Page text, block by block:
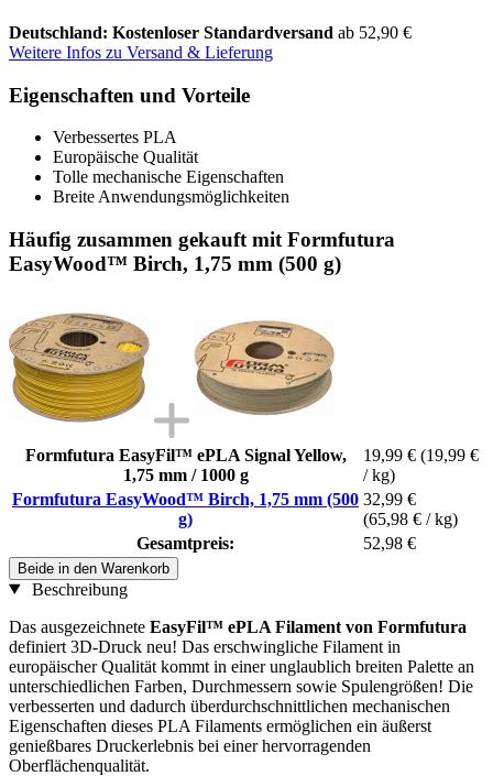
Deutschland: Kostenloser Standardversand ab 52,90 €
Weitere Infos zu Versand & Lieferung
Eigenschaften und Vorteile
Verbessertes PLA
Europäische Qualität
Tolle mechanische Eigenschaften
Breite Anwendungsmöglichkeiten
Häufig zusammen gekauft mit Formfutura
EasyWood™ Birch, 1,75 mm (500 g)
Formfutura EasyFil™ ePLA Signal Yellow,
1,75 mm / 1000 g
19,99 € (19,99 €
/ kg)
Formfutura EasyWood™ Birch, 1,75 mm (500
g)
32,99 €
(65,98 € / kg)
Gesamtpreis:
52,98 €
Beide in den Warenkorb
Beschreibung
Das ausgezeichnete EasyFil™ ePLA Filament von Formfutura
definiert 3D-Druck neu! Das erschwingliche Filament in
europäischer Qualität kommt in einer unglaublich breiten Palette an
unterschiedlichen Farben, Durchmessern sowie Spulengrößen! Die
verbesserten und dadurch überdurchschnittlichen mechanischen
Eigenschaften dieses PLA Filaments ermöglichen ein äußerst
genießbares Druckerlebnis bei einer hervorragenden
Oberflächenqualität.